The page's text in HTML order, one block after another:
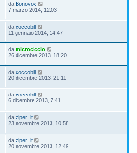
da Bonovox
7 marzo 2014, 12:03
da coccobill
11 gennaio 2014, 14:47
da microciccio
26 dicembre 2013, 18:20
da coccobill
20 dicembre 2013, 21:11
da coccobill
6 dicembre 2013, 7:41
da ziper_it
23 novembre 2013, 10:58
da ziper_it
20 novembre 2013, 12:49